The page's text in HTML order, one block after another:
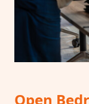
Open